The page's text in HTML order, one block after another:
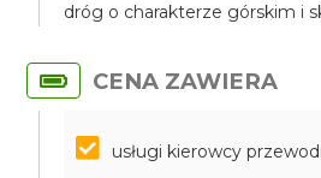
dróg o charakterze górskim i
CENA ZAWIERA
usługi kierowcy